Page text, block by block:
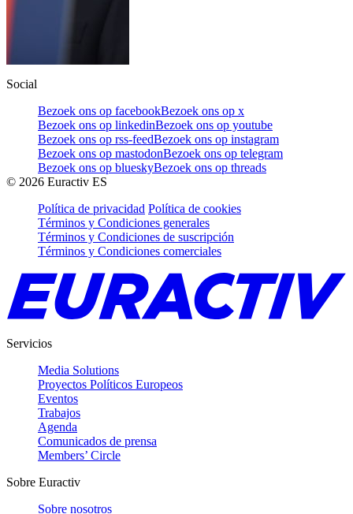
Social
Bezoek ons op facebookBezoek ons op x
Bezoek ons op linkedinBezoek ons op youtube
Bezoek ons op rss-feedBezoek ons op instagram
Bezoek ons op mastodonBezoek ons op telegram
Bezoek ons op blueskyBezoek ons op threads
© 2026 Euractiv ES
Política de privacidad Política de cookies
Términos y Condiciones generales
Términos y Condiciones de suscripción
Términos y Condiciones comerciales
Servicios
Media Solutions
Proyectos Políticos Europeos
Eventos
Trabajos
Agenda
Comunicados de prensa
Members’ Circle
Sobre Euractiv
Sobre nosotros